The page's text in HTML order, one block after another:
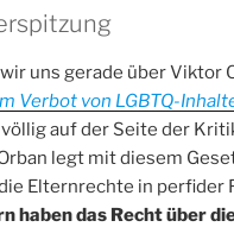
uns gerade über Viktor
Verbot von LGBTQ-
völlig auf der Seite der
legt mit diesem
Elternrechte in perfider
haben das Recht über